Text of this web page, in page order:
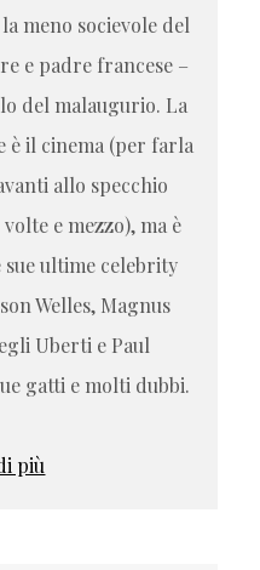
meno socievole del
e padre francese –
del malaugurio. La
è il cinema (per farla
allo specchio
e mezzo), ma è
sue ultime celebrity
Welles, Magnus
Uberti e Paul
gatti e molti dubbi.
più